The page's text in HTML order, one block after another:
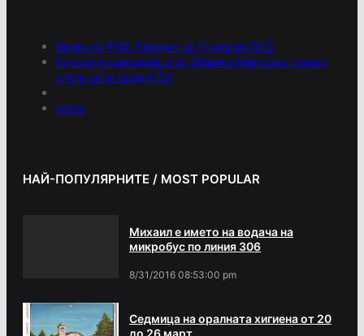
Меню на РМС Титаник за 11 април 1912
Кукери и самодейци от Община Мирково гониха
злите сили пред НДК
press
НАЙ-ПОПУЛЯРНИТЕ / MOST POPULAR
Михаил е името на водача на
микробус по линия 306
8/31/2016 08:53:00 pm
Седмица на оралната хигиена от 20